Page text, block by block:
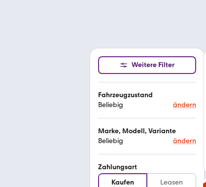
Weitere Filter
Fahrzeugzustand
Beliebig
ändern
Marke, Modell, Variante
Beliebig
ändern
Zahlungsart
Kaufen
Leasen